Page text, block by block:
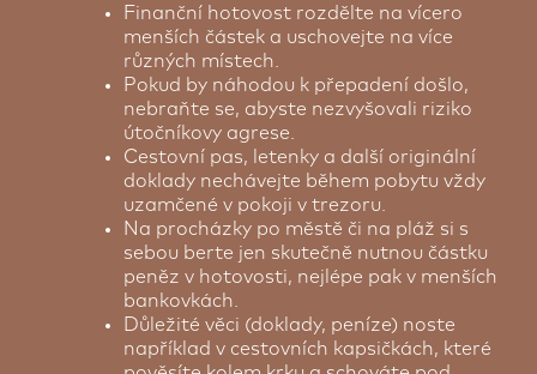
Finanční hotovost rozdělte na vícero
menších částek a uschovejte na více
různých místech.
Pokud by náhodou k přepadení došlo,
nebraňte se, abyste nezvyšovali riziko
útočníkovy agrese.
Cestovní pas, letenky a další originální
doklady nechávejte během pobytu vždy
uzamčené v pokoji v trezoru.
Na procházky po městě či na pláž si s
sebou berte jen skutečně nutnou částku
peněz v hotovosti, nejlépe pak v menších
bankovkách.
Důležité věci (doklady, peníze) noste
například v cestovních kapsičkách, které